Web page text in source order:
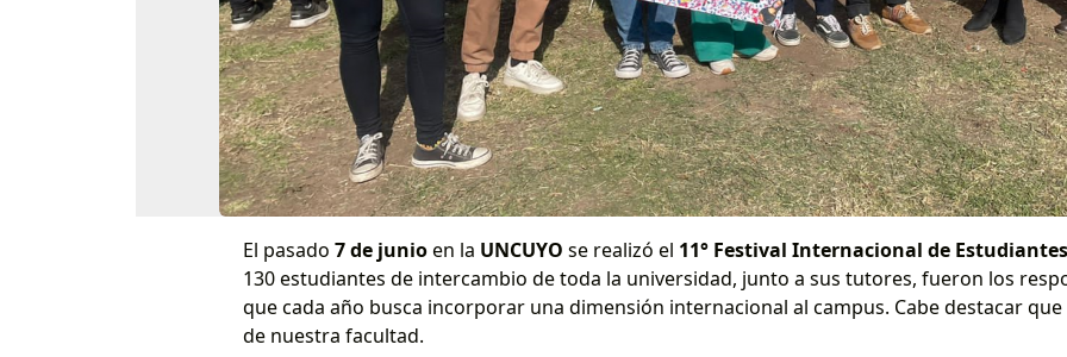
El pasado 7 de junioen la UNCUYO se realizó el 11° Festival Internacional de
130 estudiantes de intercambio de toda la universidad, junto a sus tutores, fueron los
que cada año busca incorporar una dimensión internacional al campus. Cabe destacar
de nuestra facultad.